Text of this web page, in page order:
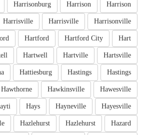
Harrison
Harrison
Harrisonburg
Harrisonville
Harrisville
Harrisville
Hart
Hartford City
Hartford
Hartsville
Hartville
Hartwell
Hastings
Hastings
Hattiesburg
Hawesville
Hawkinsville
Hawthorne
Hayesville
Hayneville
Hays
Hazard
Hazlehurst
Hazlehurst